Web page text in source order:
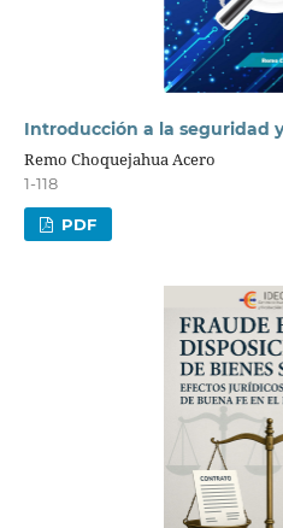
Introducción a la seguridad
Remo Choquejahua Acero
1-118
PDF